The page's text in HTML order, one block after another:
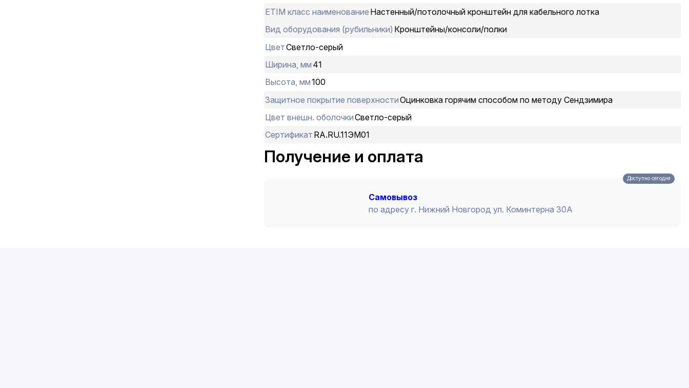
ETIM класс наименование Настенный/потолочный кронштейн для кабельного лотка
Вид оборудования (рубильники) Кронштейны/консоли/полки
ЦветСветло-серый
Ширина, мм 41
Высота, мм100
Защитное покрытие поверхностиОцинковка горячим способом по методу Сендзимира
Цвет внешн. оболочкиСветло-серый
Сертификат RA.RU.11ЭМ01
Получение и оплата
Доступно сегодня
Cамовывоз
по адресу г. Нижний Новгород ул. Коминтерна 30А